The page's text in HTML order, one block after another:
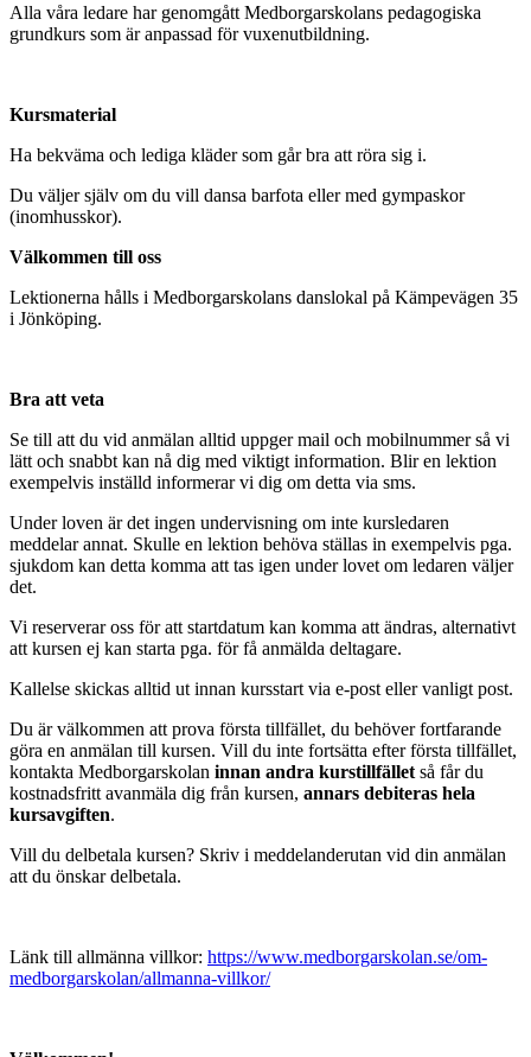
Alla våra ledare har genomgått Medborgarskolans pedagogiska
grundkurs som är anpassad för vuxenutbildning.
Kursmaterial
Ha bekväma och lediga kläder som går bra att röra sig i.
Du väljer själv om du vill dansa barfota eller med gympaskor
(inomhusskor).
Välkommen till oss
Lektionerna hålls i Medborgarskolans danslokal på Kämpevägen 35
i Jönköping.
Bra att veta
Se till att du vid anmälan alltid uppger mail och mobilnummer så vi
lätt och snabbt kan nå dig med viktigt information. Blir en lektion
exempelvis inställd informerar vi dig om detta via sms.
Under loven är det ingen undervisning om inte kursledaren
meddelar annat. Skulle en lektion behöva ställas in exempelvis pga.
sjukdom kan detta komma att tas igen under lovet om ledaren väljer
det.
Vi reserverar oss för att startdatum kan komma att ändras, alternativt
att kursen ej kan starta pga. för få anmälda deltagare.
Kallelse skickas alltid ut innan kursstart via e-post eller vanligt post.
Du är välkommen att prova första tillfället, du behöver fortfarande
göra en anmälan till kursen. Vill du inte fortsätta efter första tillfället,
kontakta Medborgarskolan innan andra kurstillfället så får du
kostnadsfritt avanmäla dig från kursen, annars debiteras hela
kursavgiften.
Vill du delbetala kursen? Skriv i meddelanderutan vid din anmälan
att du önskar delbetala.
Länk till allmänna villkor: https://www.medborgarskolan.se/om-
medborgarskolan/allmanna-villkor/